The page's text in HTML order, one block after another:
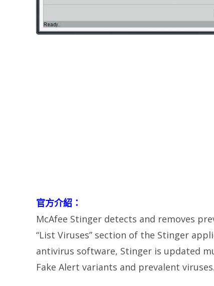
官方介紹：
McAfee Stinger detects and removes
“List Viruses” section of the Stinger
antivirus software, Stinger is updated
Fake Alert variants and prevalent viruses.